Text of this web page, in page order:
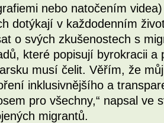
nebo natočením
dotýkají v každodenním
o svých zkušenostech s
které popisují byrokracii a
musí čelit. Věřím, že
inklusivnějšího a
pro všechny,“ napsal ve
migrantů.